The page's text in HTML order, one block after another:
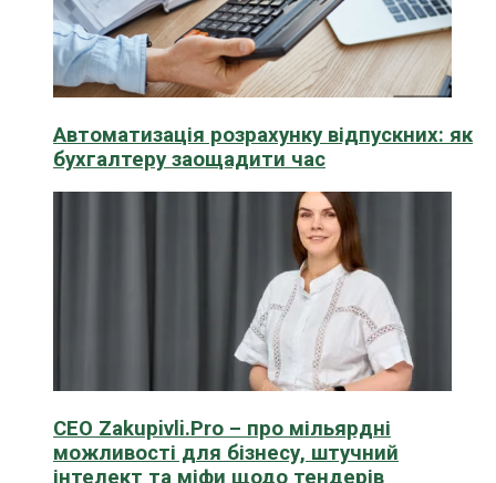
Автоматизація розрахунку відпускних: як
бухгалтеру заощадити час
CEO Zakupivli.Pro – про мільярдні
можливості для бізнесу, штучний
інтелект та міфи щодо тендерів